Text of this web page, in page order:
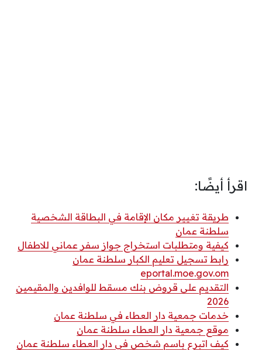
اقرأ أيضًا:
طريقة تغيير مكان الإقامة في البطاقة الشخصية
سلطنة عمان
كيفية ومتطلبات استخراج جواز سفر عماني للاطفال
رابط تسجيل تعليم الكبار سلطنة عمان
eportal.moe.gov.om
التقديم على قروض بنك مسقط للوافدين والمقيمين
2026
خدمات جمعية دار العطاء في سلطنة عمان
موقع جمعية دار العطاء سلطنة عمان
كيف اتبرع باسم شخص في دار العطاء سلطنة عمان